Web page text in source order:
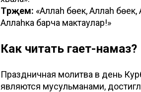
Тәрҗемә: «Аллаһ бөек, Аллаһ бөек,
Аллаһка барча мактаулар!»
Как читать гает-намаз?
Праздничная молитва в день
являются мусульманами,